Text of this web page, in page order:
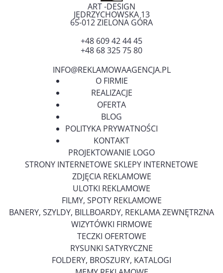
ART -DESIGN
JĘDRZYCHOWSKA 13
65-012ZIELONA GÓRA
+48 609 42 44 45
+48 68 325 75 80
INFO@REKLAMOWAAGENCJA.PL
O FIRMIE
REALIZACJE
OFERTA
BLOG
POLITYKA PRYWATNOŚCI
KONTAKT
PROJEKTOWANIE LOGO
STRONY INTERNETOWE SKLEPY INTERNETOWE
ZDJĘCIA REKLAMOWE
ULOTKI REKLAMOWE
FILMY, SPOTY REKLAMOWE
BANERY, SZYLDY, BILLBOARDY, REKLAMA ZEWNĘTRZNA
WIZYTÓWKI FIRMOWE
TECZKI OFERTOWE
RYSUNKI SATYRYCZNE
FOLDERY, BROSZURY, KATALOGI